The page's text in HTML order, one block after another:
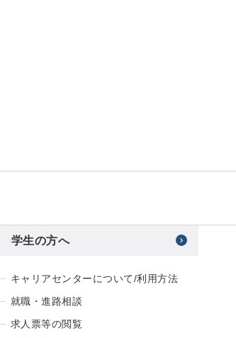
学生の方へ
キャリアセンターについて/利用方法
就職・進路相談
求人票等の閲覧